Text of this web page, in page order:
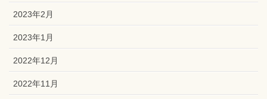
2023年2月
2023年1月
2022年12月
2022年11月